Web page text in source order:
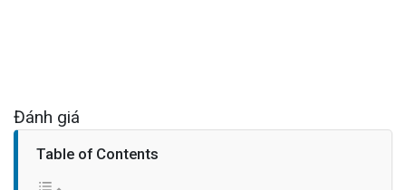
Đánh giá
Table of Contents